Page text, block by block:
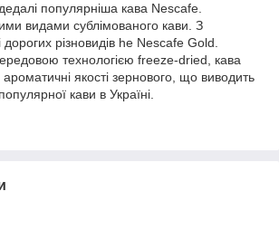
популярніша кава Nescafe.
видами сублімованого кави. З
різновидів he Nescafe Gold.
технологією freeze-dried, кава
ароматичні якості зернового, що виводить
кави в Україні.